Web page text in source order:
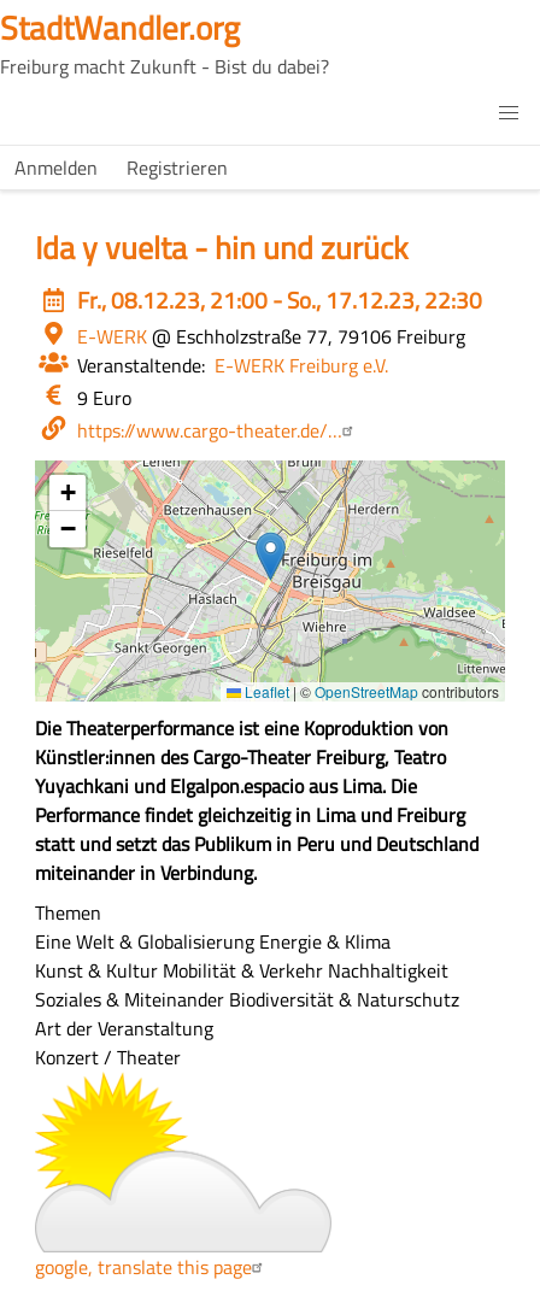
Direkt
zum
Inhalt
StadtWandler.org
Freiburg macht Zukunft - Bist du dabei?
Main
H4C
USER
Anmelden Registrieren
Ida y vuelta - hin und zurück
Event
date
Fr., 08.12.23, 21:00 - So., 17.12.23, 22:30
Ort
E-WERK@ Eschholzstraße 77, 79106 Freiburg
Veranstaltende E-WERK Freiburg e.V.
Eintritt
/
Kosten
9 Euro
Webseite
https://www.cargo-theater.de/…
+
−
Leaflet| ©OpenStreetMapcontributors
Z
u
s
a
m
m
e
n
f
a
s
s
g
Die Theaterperformance ist eine Koproduktion von
Künstler:innen des Cargo-Theater Freiburg, Teatro
Yuyachkani und Elgalpon.espacio aus Lima. Die
Performance findet gleichzeitig in Lima und Freiburg
statt und setzt das Publikum in Peru und Deutschland
miteinander in Verbindung.
Themen
Eine Welt & Globalisierung Energie & Klima
Kunst & Kultur Mobilität & Verkehr Nachhaltigkeit
Soziales & Miteinander Biodiversität & Naturschutz
Art der Veranstaltung
Konzert / Theater
google, translate this page